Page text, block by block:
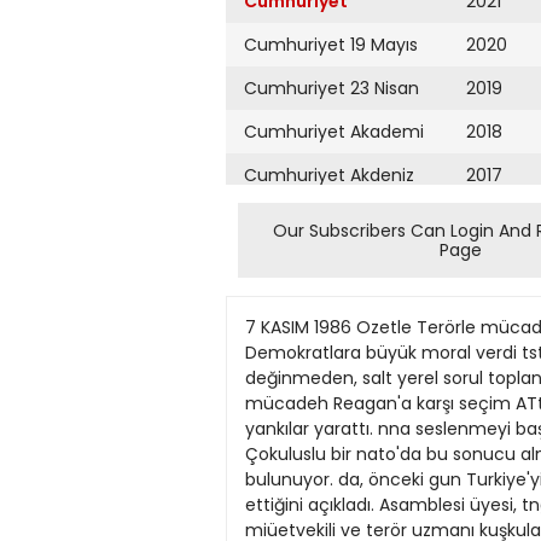
Cumhuriyet 19 Mayıs
Cumhuriyet 23 Nisan
Cumhuriyet Akademi
Cumhuriyet Akdeniz
Cumhuriyet Alışveriş
Cumhuriyet Ankara
Cumhuriyet Büyük
Taaruz
Cumhuriyet
Cumartesi
Cumhuriyet Çevre
2020
2019
2018
2017
2016
2015
2013
2012
2011
2010
2009
Our Subscribers Can Login And
Page
7 KASIM 1986 Ozetle Terörle mücadelede "çokuluslu güç" DIŞ HABERLER rUMHURÎYET/3 İranlı göçmenler ABD Kongre seçimlerinin sonucu Demokratlara büyük moral verdi tstanbuVda 1318 kasım tarthleri arasında yapılacak Kuıey AtJantik Asamblesi 32nci genel kubile değinmeden, salt yerel sorul toplantısmda uluslararası te Demokrat Parti'nin runları işlemeleri ve derinden rorizmle uluslararası mücadeh Reagan'a karşı seçim ATtNA ANKARA (Cumhuriyet) seçmenlerin ekonomik kuşkulakonusunda rehin altnan kişileri zaferi yankılar yarattı. nna seslenmeyi başarmaları Se Vunan hukumeti Merıç Nehri boyunca Türk smırını aşarak Yunanıskurtarmak için Çokuluslu bir nato'da bu sonucu almalannı lan'a geçen İranb göçmenter konusungüç oluşturutması" önerileceği Bu sonuçta sağlamış bulunuyor. da, önceki gun Turkiye'yi şiddetle probildirildi. Kuzey Atlantik seçmenlerin ekonomik Cumhuriyetçi Parti cephesin testo ettiğini açıkladı. Asamblesi üyesi, tngüiz lşçi Par gelecekle ilgili Yunanistan Dışı^len Bakan Yardımde çevreye moral verme çabası tisi miüetvekili ve terör uzmanı kuşkulannın belirleyici görülüyor.. Beyaz Saray'dan ya cısı Yannis Kapâs, önceki akşam AtiBruce George, toplantıya sunyılan hava "paniğe kapılmaya ge na'da Turk Buviikelçısi Nazrai Akımak üzere hazırladığı raporun olduğu öne sürülüyor. makamma davet rek yok, topal ördek psikolojisi man'ı Iranlıgoçmenlerinetti veTürkiyanı sıra, "terorizme karşı bir ye'nin Yunanistan'a ne girmevelim"' şeklinde. Reagan sözleşme"nin havrlanmasmı da TANJU AKEESON geçmderine kolaylık sağladığını iddıa ~ gelecek iki yıl içinde izleyeceği öneriyor. (ANKA) ederek, Yunan hükumetinin Turkiy^ WASHINGTON Başkan stratejinin ana hatlannı çizmek yi şıddetle protesto ettiğini bildirdi. Reagan'ın popülaritesinin en için dün beyin takımım Beyaz tran: Türk Yunan hükümetinin ıddialan arayüksek olduğu bir dönemde ve Saray'da toplantıya çağırdı. Datüm gücü ile Cumhuriyetçi aday DEMOKRATLAR SEVİXÇ İÇİNDE ABD Kongre uçimlerinden lafer mşmanları, Reagan'ın daha Ka sında, İranlı göcnıenler Meriç Nehri'ni köyünü ları desteklediği bir ortamda De kaıanarak çıkan Demokrat Parti I988'deyapılacak bafkanlık seçimi için de liforniya Valisi iken Demokrat aşarak Yunan topraklanna girerken, sımrdaki Yunanlı askerlerin mukavebom balamadık mokratların yeniden Senato'yu buyuk moral kazandı. Fotoğrafta Ne*> York'ta seçimi kazanan Demokrat lann çoğunlukta olduğu yasama metiyle karşılaştı iranlı göçmenler tran, savaş uçaklannın salı gü kazanması ABD siyasal yaşamı